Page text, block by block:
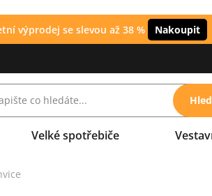
výprodej se slevou až 38 %
Nakoupit
Velké spotřebiče